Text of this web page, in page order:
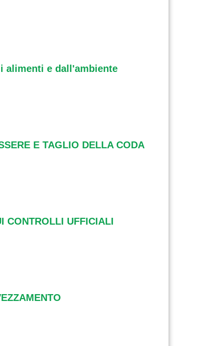
alimenti e dall'ambiente
E TAGLIO DELLA CODA
CONTROLLI UFFICIALI